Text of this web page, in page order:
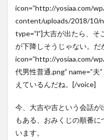
icon=”http://yosiaa.com/
content/uploads/2018/10/
type=”l”]大吉が出たら、
が下降しそうじゃない。
icon=”http://yosiaa.com/
代男性普通.png” name=”
えているんだね。[/voice]
今、大吉や吉という会話
もある、おみくじの順番
います。